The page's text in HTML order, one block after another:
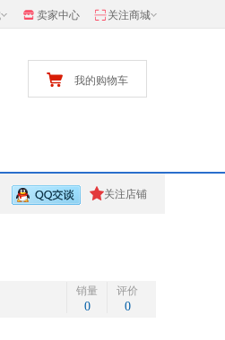
卖家中心 关注商城
我的购物车
关注店铺
销量
0
评价
0